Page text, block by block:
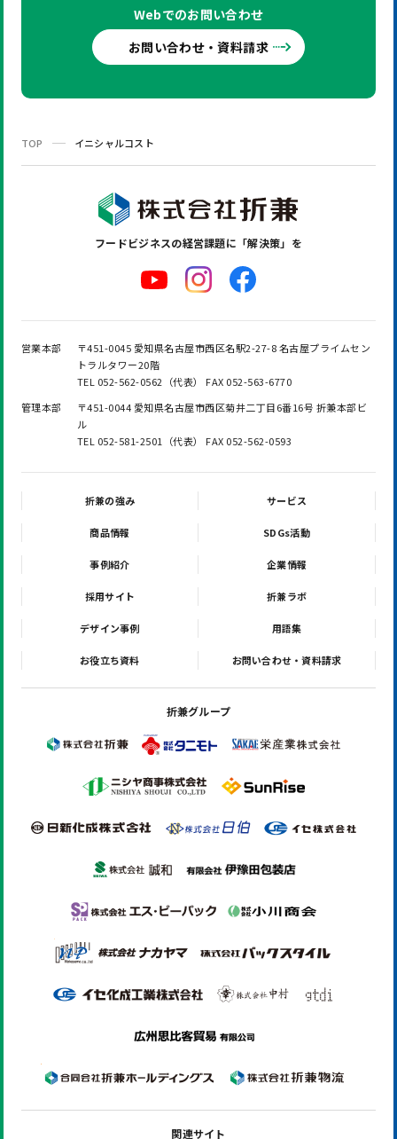
Webでのお問い合わせ
お問い合わせ・資料請求
TOP イニシャルコスト
フードビジネスの経営課題に「解決策」を
営業本部
〒451-0045 愛知県名古屋市西区名駅2-27-8 名古屋プライムセン
トラルタワー20階
TEL 052-562-0562（代表） FAX 052-563-6770
管理本部
〒451-0044 愛知県名古屋市西区菊井二丁目6番16号 折兼本部ビ
ル
TEL 052-581-2501（代表） FAX 052-562-0593
折兼の強み サービス
商品情報 SDGs活動
事例紹介 企業情報
採用サイト 折兼ラボ
デザイン事例 用語集
お役立ち資料 お問い合わせ・資料請求
折兼グループ
関連サイト